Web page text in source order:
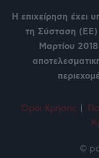
Η επιχείρηση
τη Σύσταση (ΕΕ)
Μαρτίου
Όροι Χρήσης
©